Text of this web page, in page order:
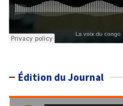
Édition du Journal